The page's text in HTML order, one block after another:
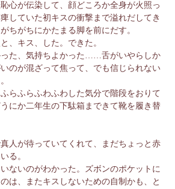
心が伝染して、顔どころか全身が火照っ
していた初キスの衝撃まで溢れだしてき
ちがちにかたまる脚を前にだす。
キス、した。できた。
た、気持ちよかった……舌がいやらしか
のが混ざって焦って、でも信じられない
らふらふわふわした気分で階段をおりて
にか二年生の下駄箱まできて靴を履き替
人が待っていてくれて、まだちょっと赤
る。
ないのがわかった。ズボンのポケットに
は、またキスしないための自制かも、と